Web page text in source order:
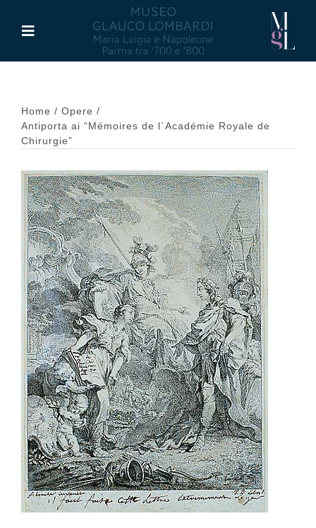
contenuto
Toggle
Maria Luigia d’Asburgo
Glauco Lombardi
Palazzo di Riserva
Attività
Pubblicazioni
Collezione
Contatti e biglietti
Accessibilità
Dona
Home
Opere
Antiporta ai “Mémoires de l`Académie Royale de
Chirurgie”